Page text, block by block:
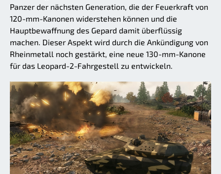
Panzer der nächsten Generation, die der Feuerkraft von
120-mm-Kanonen widerstehen können und die
Hauptbewaffnung des Gepard damit überflüssig
machen. Dieser Aspekt wird durch die Ankündigung von
Rheinmetall noch gestärkt, eine neue 130-mm-Kanone
für das Leopard-2-Fahrgestell zu entwickeln.